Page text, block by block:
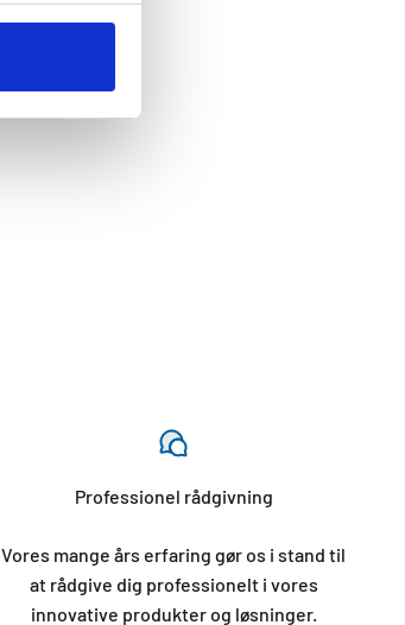
Professionel rådgivning
Vores mange års erfaring gør os i stand til
at rådgive dig professionelt i vores
innovative produkter og løsninger.